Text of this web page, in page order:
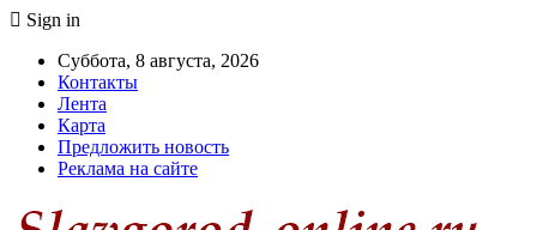
Sign in
Суббота, 8 августа, 2026
Контакты
Лента
Карта
Предложить новость
Реклама на сайте